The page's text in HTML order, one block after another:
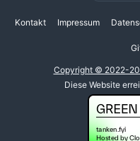
Kontakt Impressum
Copyright © 2022-
Diese Website